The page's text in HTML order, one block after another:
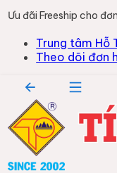
Ưu đãi Freeship cho
Trung tâm Hỗ
Theo dõi đơn